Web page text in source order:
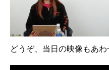
どうぞ、当日の映像もあわ